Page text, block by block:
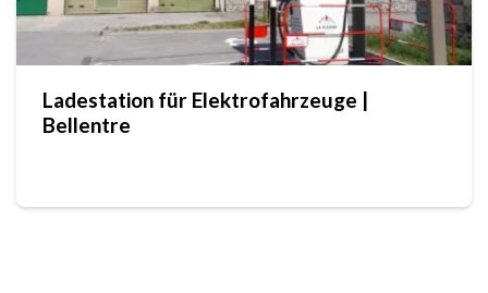
Ladestation für Elektrofahrzeuge |
Bellentre